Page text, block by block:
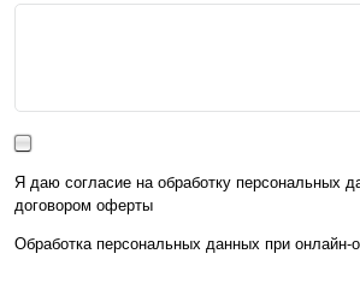
Я даю согласие на обработку персональных
договором оферты
Обработка персональных данных при онлайн-